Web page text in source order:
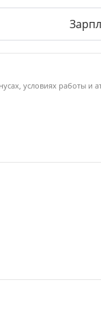
партнерів —
условиях работы и